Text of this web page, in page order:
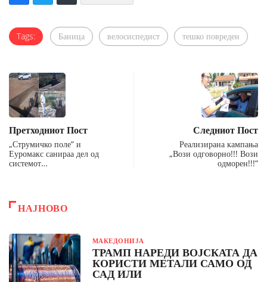
Tags: Баница велосиспедист тешко повреден
Претходниот Пост
„Струмичко поле“ и
Еуромакс санираа дел од
системот…
Следниот Пост
Реализирана кампања
„Вози одговорно!!! Вози
одморен!!!“
НАЈНОВО
МАКЕДОНИЈА
ТРАМП НАРЕДИ ВОЈСКАТА ДА
КОРИСТИ МЕТАЛИ САМО ОД
САД ИЛИ